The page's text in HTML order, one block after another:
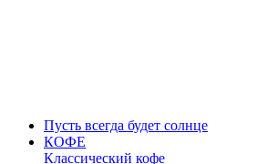
Пусть всегда будет солнце
КОФЕ
Классический кофе